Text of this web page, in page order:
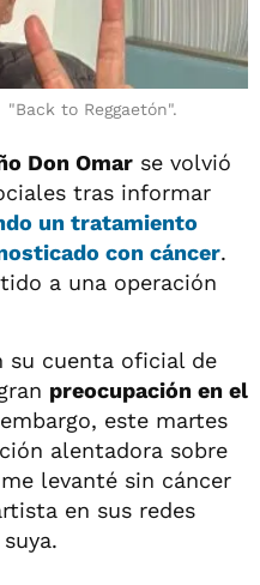
to Reggaetón".
Don Omar se volvió
tras informar
un tratamiento
con cáncer.
a una operación
su cuenta oficial de
preocupación en el
este martes
alentadora sobre
levanté sin cáncer
en sus redes